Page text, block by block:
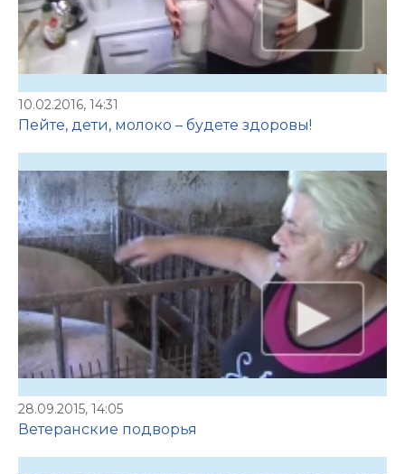
10.02.2016, 14:31
Пейте, дети, молоко – будете здоровы!
28.09.2015, 14:05
Ветеранские подворья